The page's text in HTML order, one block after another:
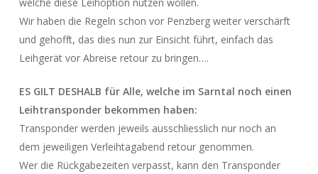
Wir haben die Regeln schon vor Penzberg weiter verschärft
und gehofft, das dies nun zur Einsicht führt, einfach das
Leihgerät vor Abreise retour zu bringen….
ES GILT DESHALB für Alle, welche im Sarntal noch einen
Leihtransponder bekommen haben:
Transponder werden jeweils ausschliesslich nur noch an
dem jeweiligen Verleihtagabend retour genommen.
Wer die Rückgabezeiten verpasst, kann den Transponder